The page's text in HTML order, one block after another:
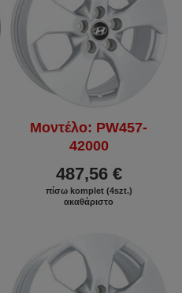
Μοντέλο: PW457-
42000
487,56 €
πίσω komplet (4szt.)
ακαθάριστο